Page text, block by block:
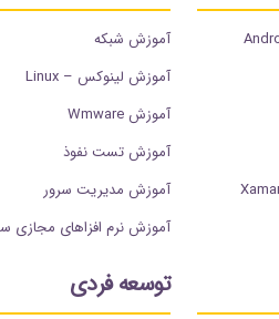
آموزش شبکه
آموزش لینوکس – Linux
آموزش Wmware
آموزش تست نفوذ
آموزش مدیریت سرور
آموزش نرم افزاهای مجازی
توسعه فردی